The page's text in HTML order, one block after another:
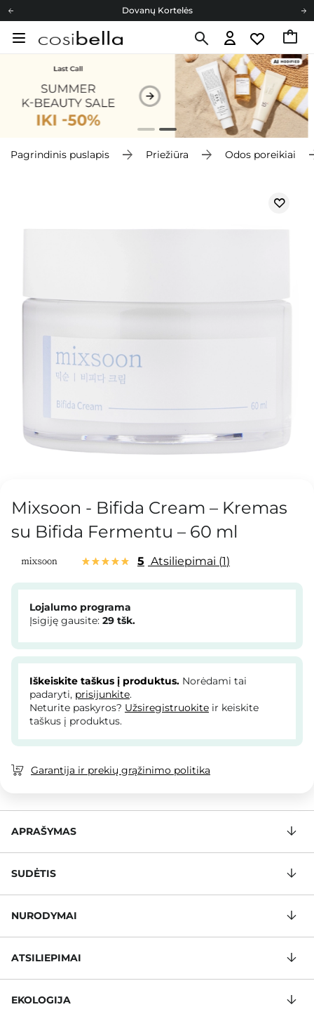
Dovanų Kortelės
Cosibella lojalumo programa
Pagrindinis puslapis Priežiūra Odos poreikiai
Mixsoon - Bifida Cream – Kremas
su Bifida Fermentu – 60 ml
5 Atsiliepimai 1
Lojalumo programa
Įsigiję gausite: 29 tšk.
Iškeiskite taškus į produktus. Norėdami tai
padaryti, prisijunkite.
Neturite paskyros? Užsiregistruokite ir keiskite
taškus į produktus.
Garantija ir prekių grąžinimo politika
APRAŠYMAS
SUDĖTIS
NURODYMAI
ATSILIEPIMAI
EKOLOGIJA